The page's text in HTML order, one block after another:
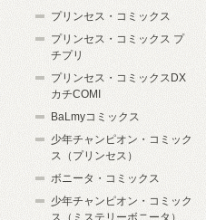
プリンセス・コミックス
プリンセス・コミックス プ
チプリ
プリンセス・コミックスDX
カチCOMI
BaLmyコミックス
少年チャンピオン・コミック
ス（プリンセス）
ボニータ・コミックス
少年チャンピオン・コミック
ス（ミステリーボニータ）